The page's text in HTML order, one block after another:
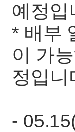
예정입
* 배부
이 가
정입니
-